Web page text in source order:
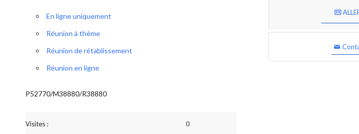
En ligne uniquement
Réunion à thème
Réunion de rétablissement
Réunion en ligne
P52770/M38880/R38880
Visites : 0